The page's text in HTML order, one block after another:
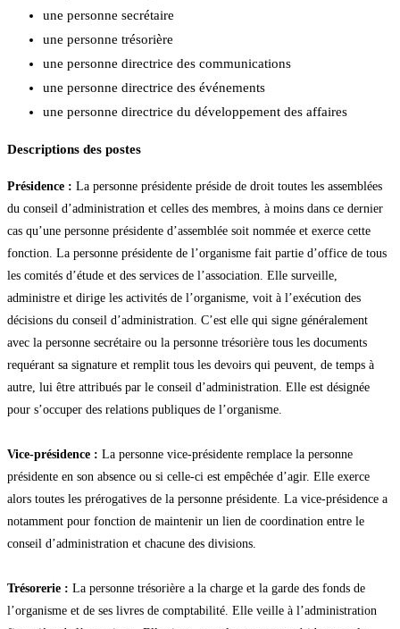
une personne secrétaire
une personne trésorière
une personne directrice des communications
une personne directrice des événements
une personne directrice du développement des affaires
Descriptions des postes
Présidence : La personne présidente préside de droit toutes les assemblées
du conseil d’administration et celles des membres, à moins dans ce dernier
cas qu’une personne présidente d’assemblée soit nommée et exerce cette
fonction. La personne présidente de l’organisme fait partie d’office de tous
les comités d’étude et des services de l’association. Elle surveille,
administre et dirige les activités de l’organisme, voit à l’exécution des
décisions du conseil d’administration. C’est elle qui signe généralement
avec la personne secrétaire ou la personne trésorière tous les documents
requérant sa signature et remplit tous les devoirs qui peuvent, de temps à
autre, lui être attribués par le conseil d’administration. Elle est désignée
pour s’occuper des relations publiques de l’organisme.
Vice-présidence : La personne vice-présidente remplace la personne
présidente en son absence ou si celle-ci est empêchée d’agir. Elle exerce
alors toutes les prérogatives de la personne présidente. La vice-présidence a
notamment pour fonction de maintenir un lien de coordination entre le
conseil d’administration et chacune des divisions.
Trésorerie : La personne trésorière a la charge et la garde des fonds de
l’organisme et de ses livres de comptabilité. Elle veille à l’administration